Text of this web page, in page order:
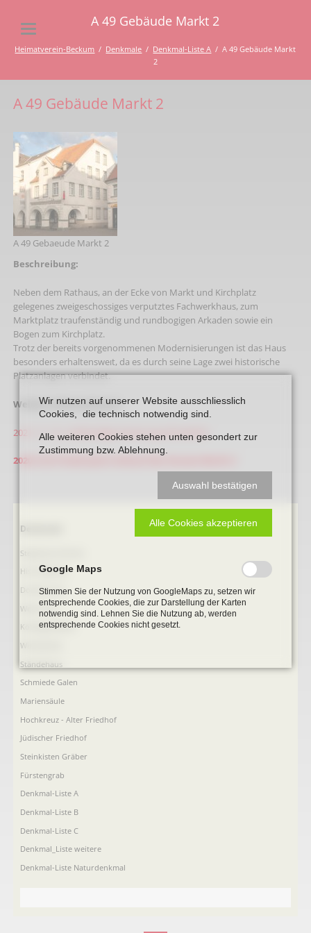
A 49 Gebäude Markt 2
Heimatverein-Beckum Denkmale Denkmal-Liste A
A 49 Gebäude Markt
2
A 49 Gebäude Markt 2
A 49 Gebaeude Markt 2
Beschreibung:
Neben dem Rathaus, an der Ecke von Markt und Kirchplatz
gelegenes zweigeschossiges verputztes Fachwerkhaus, zum
Marktplatz traufenständig und rundbogigen Arkaden sowie ein
Bogen zum Kirchplatz.
Trotz der bereits vorgenommenen Modernisierungen ist das Haus
besonders erhaltensweıt, da es durch seine Lage zwei historische
Platzanlagen verbindet.
Weitere Informationen:
2021_11_13_ Aufwändige Sanierung erforderlich
2020_10_01 Stadt plant Ankauf des Hauses Markt 2
Navigation
Denkmale
Stephanus-Kirche
Hist. Rathaus
Domitorium
Wehrturm
Köttings Mühle
Windmühle
Ständehaus
Schmiede Galen
Mariensäule
Hochkreuz - Alter Friedhof
Jüdischer Friedhof
Steinkisten Gräber
Fürstengrab
Denkmal-Liste A
Denkmal-Liste B
Denkmal-Liste C
Denkmal_Liste weitere
Denkmal-Liste Naturdenkmal
Wir nutzen auf unserer Website ausschliesslich
Cookies, die technisch notwendig sind.
Alle weiteren Cookies stehen unten gesondert zur
Zustimmung bzw. Ablehnung.
Auswahl bestätigen
Alle Cookies akzeptieren
Google Maps
Stimmen Sie der Nutzung von GoogleMaps zu, setzen wir
entsprechende Cookies, die zur Darstellung der Karten
notwendig sind. Lehnen Sie die Nutzung ab, werden
entsprechende Cookies nicht gesetzt.